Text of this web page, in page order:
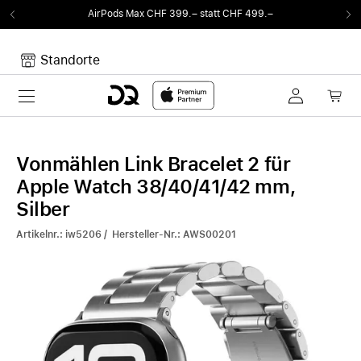
AirPods Max CHF 399.– statt CHF 499.–
Standorte
Toggle navigation
Vonmählen Link Bracelet 2 für
Apple Watch 38/40/41/42 mm,
Silber
Artikelnr.: iw5206 / Hersteller-Nr.: AWS00201